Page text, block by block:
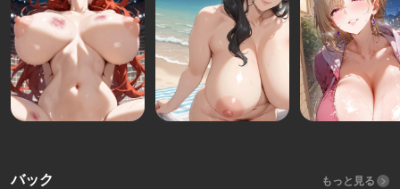
バック もっと見る